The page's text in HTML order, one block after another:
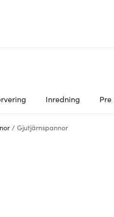
Inredning Pre
/ Gjutjärnspannor